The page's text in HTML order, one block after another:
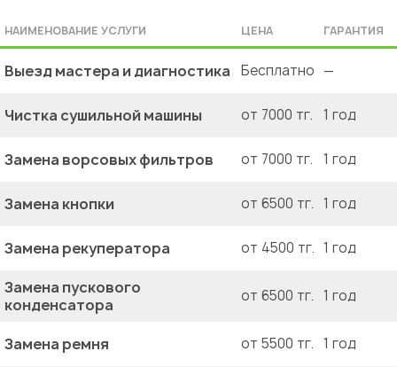
НАИМЕНОВАНИЕ УСЛУГИ ЦЕНА ГАРАНТИЯ
Выезд мастера и диагностика Бесплатно —
Чистка сушильной машины от 7000 тг. 1 год
Замена ворсовых фильтров от 7000 тг. 1 год
Замена кнопки от 6500 тг. 1 год
Замена рекуператора от 4500 тг. 1 год
Замена пускового
конденсатора
от 6500 тг. 1 год
Замена ремня от 5500 тг. 1 год